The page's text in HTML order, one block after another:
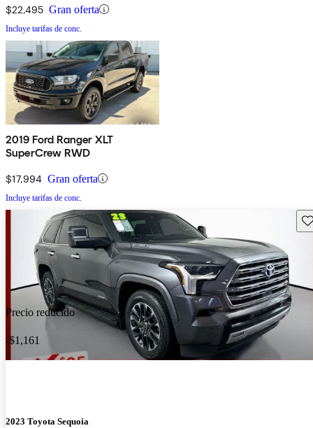
$22,495 Gran oferta
Incluye tarifas de conc.
2019 Ford Ranger XLT
SuperCrew RWD
$17,994 Gran oferta
Incluye tarifas de conc.
Precio reducido
-$1,161
2023 Toyota Sequoia